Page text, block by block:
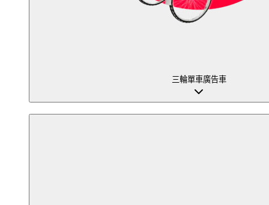
三輪單車廣告車